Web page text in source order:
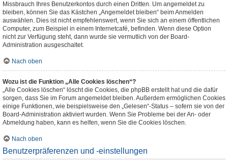
Missbrauch Ihres Benutzerkontos durch einen Dritten. Um angemeldet zu
bleiben, können Sie das Kästchen „Angemeldet bleiben“ beim Anmelden
auswählen. Dies ist nicht empfehlenswert, wenn Sie sich an einem öffentlichen
Computer, zum Beispiel in einem Internetcafé, befinden. Wenn diese Option
nicht zur Verfügung steht, dann wurde sie vermutlich von der Board-
Administration ausgeschaltet.
Nach oben
Wozu ist die Funktion „Alle Cookies löschen“?
„Alle Cookies löschen“ löscht die Cookies, die phpBB erstellt hat und die dafür
sorgen, dass Sie im Forum angemeldet bleiben. Außerdem ermöglichen Cookies
einige Funktionen, wie beispielsweise den „Gelesen“-Status – sofern sie von der
Board-Administration aktiviert wurden. Wenn Sie Probleme bei der An- oder
Abmeldung haben, kann es helfen, wenn Sie die Cookies löschen.
Nach oben
Benutzerpräferenzen und -einstellungen